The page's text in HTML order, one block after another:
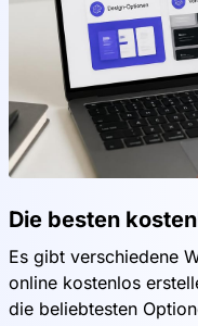
Die besten
Es gibt verschiedene
online kostenlos
die beliebtesten